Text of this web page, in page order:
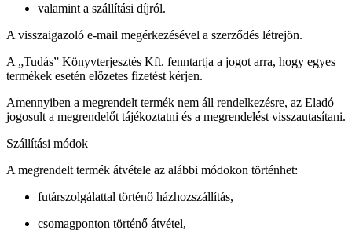
valamint a szállítási díjról.
A visszaigazoló e-mail megérkezésével a szerződés létrejön.
A „Tudás” Könyvterjesztés Kft. fenntartja a jogot arra, hogy egyes
termékek esetén előzetes fizetést kérjen.
Amennyiben a megrendelt termék nem áll rendelkezésre, az Eladó
jogosult a megrendelőt tájékoztatni és a megrendelést visszautasítani.
Szállítási módok
A megrendelt termék átvétele az alábbi módokon történhet:
futárszolgálattal történő házhozszállítás,
csomagponton történő átvétel,